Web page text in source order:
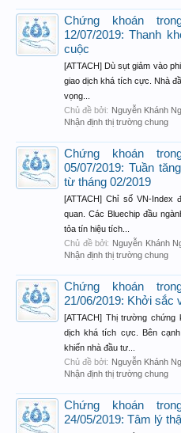
Chứng khoán
12/07/2019: Thanh
cuộc
[ATTACH] Dù sụt giảm vào
giao dịch khá tích cực. Nhà
vọng...
Chủ đề bởi: Nguyễn Khánh
Nhận định thị trường chung
Chứng khoán
05/07/2019: Tuần
từ tháng 02/2019
[ATTACH] Chỉ số VN-
quan. Các Bluechip đầu
tỏa tín hiệu tích...
Chủ đề bởi: Nguyễn Khánh
Nhận định thị trường chung
Chứng khoán
21/06/2019: Khởi sắc
[ATTACH] Thị trường
dịch khá tích cực. Bên
khiến nhà đầu tư...
Chủ đề bởi: Nguyễn Khánh
Nhận định thị trường chung
Chứng khoán
24/05/2019: Tâm lý